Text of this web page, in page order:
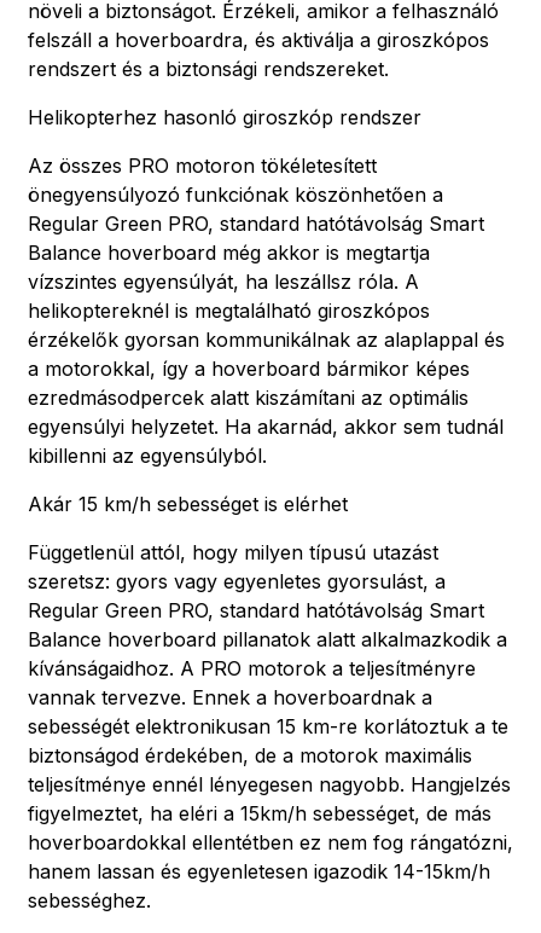
növeli a biztonságot. Érzékeli, amikor a felhasználó
felszáll a hoverboardra, és aktiválja a giroszkópos
rendszert és a biztonsági rendszereket.
Helikopterhez hasonló giroszkóp rendszer
Az összes PRO motoron tökéletesített
önegyensúlyozó funkciónak köszönhetően a
Regular Green PRO, standard hatótávolság Smart
Balance hoverboard még akkor is megtartja
vízszintes egyensúlyát, ha leszállsz róla. A
helikoptereknél is megtalálható giroszkópos
érzékelők gyorsan kommunikálnak az alaplappal és
a motorokkal, így a hoverboard bármikor képes
ezredmásodpercek alatt kiszámítani az optimális
egyensúlyi helyzetet. Ha akarnád, akkor sem tudnál
kibillenni az egyensúlyból.
Akár 15 km/h sebességet is elérhet
Függetlenül attól, hogy milyen típusú utazást
szeretsz: gyors vagy egyenletes gyorsulást, a
Regular Green PRO, standard hatótávolság Smart
Balance hoverboard pillanatok alatt alkalmazkodik a
kívánságaidhoz. A PRO motorok a teljesítményre
vannak tervezve. Ennek a hoverboardnak a
sebességét elektronikusan 15 km-re korlátoztuk a te
biztonságod érdekében, de a motorok maximális
teljesítménye ennél lényegesen nagyobb. Hangjelzés
figyelmeztet, ha eléri a 15km/h sebességet, de más
hoverboardokkal ellentétben ez nem fog rángatózni,
hanem lassan és egyenletesen igazodik 14-15km/h
sebességhez.